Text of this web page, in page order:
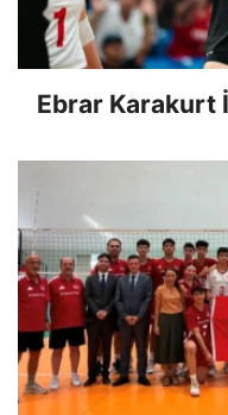
Ebrar Karakurt